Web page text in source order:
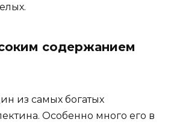
содержанием
из самых богатых
Особенно много его в